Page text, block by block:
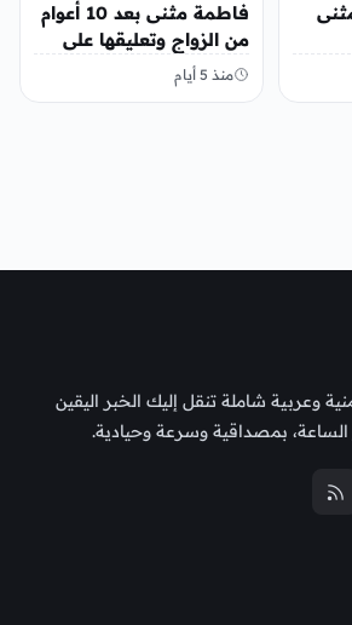
فاطمة مثنى بعد 10 أعوام
من الزواج وتعليقها على
المنشور
منذ 5 أيام
وعربية شاملة تنقل إليك الخبر اليقين
بمصداقية وسرعة وحيادية.